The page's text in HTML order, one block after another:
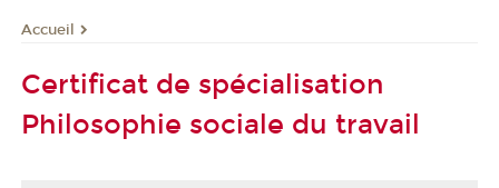
Accueil
Certificat de spécialisation
Philosophie sociale du travail